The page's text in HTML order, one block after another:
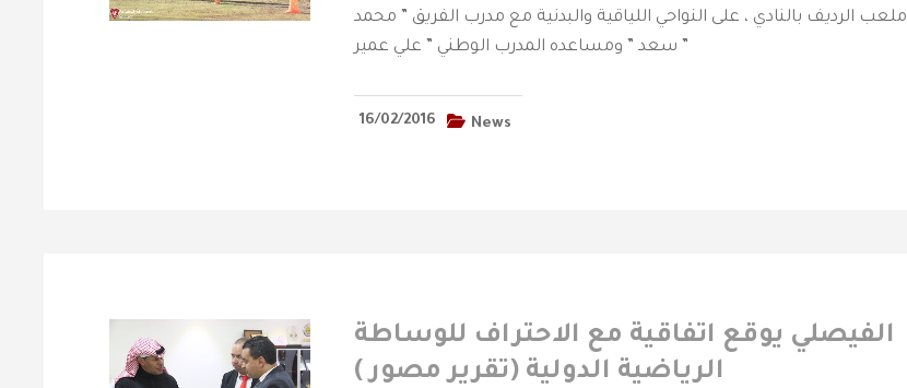
ملعب الرديف بالنادي ، على النواحي اللياقية والبدنية مع مدرب الفريق ” محمد
سعد ” ومساعده المدرب الوطني ” علي عمير ”
16/02/2016 News
الفيصلي يوقع اتفاقية مع الاحتراف للوساطة
الرياضية الدولية (تقرير مصور )